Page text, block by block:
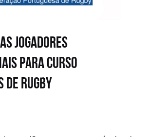
Jogadores
para Curso
Rugby